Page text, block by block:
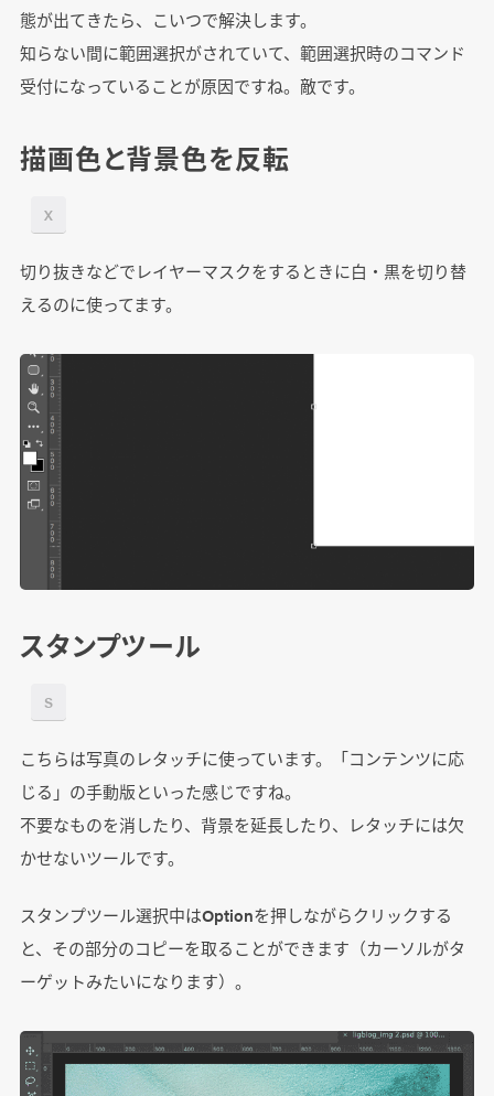
態が出てきたら、こいつで解決します。
知らない間に範囲選択がされていて、範囲選択時のコマンド
受付になっていることが原因ですね。敵です。
描画色と背景色を反転
X
切り抜きなどでレイヤーマスクをするときに白・黒を切り替
えるのに使ってます。
スタンプツール
S
こちらは写真のレタッチに使っています。「コンテンツに応
じる」の手動版といった感じですね。
不要なものを消したり、背景を延長したり、レタッチには欠
かせないツールです。
スタンプツール選択中はOptionを押しながらクリックする
と、その部分のコピーを取ることができます（カーソルがタ
ーゲットみたいになります）。